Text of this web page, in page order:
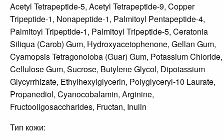
Acetyl Tetrapeptide-5, Acetyl Tetrapeptide-9, Copper
Tripeptide-1, Nonapeptide-1, Palmitoyl Pentapeptide-4,
Palmitoyl Tripeptide-1, Palmitoyl Tripeptide-5, Ceratonia
Siliqua (Carob) Gum, Hydroxyacetophenone, Gellan Gum,
Cyamopsis Tetragonoloba (Guar) Gum, Potassium Chloride,
Cellulose Gum, Sucrose, Butylene Glycol, Dipotassium
Glycyrrhizate, Ethylhexylglycerin, Polyglyceryl-10 Laurate,
Propanediol, Cyanocobalamin, Arginine,
Fructooligosaccharides, Fructan, Inulin
Тип кожи: